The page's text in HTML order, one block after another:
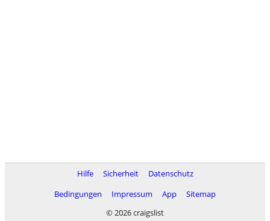
Hilfe Sicherheit
Datenschutz
Bedingungen
Impressum App
Sitemap
© 2026 craigslist